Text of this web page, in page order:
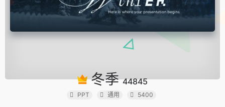
冬季44845
PPT 通用 5400